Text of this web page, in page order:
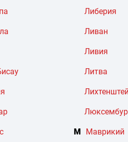
Либерия
Ливан
Ливия
Литва
М Маврикий